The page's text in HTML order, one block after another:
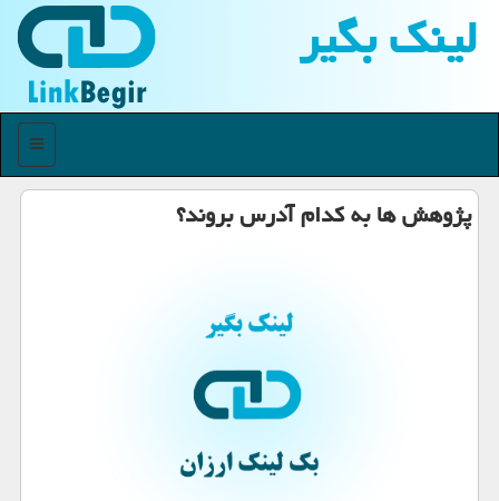
لینك بگیر
منو
پژوهش ها به كدام آدرس بروند؟